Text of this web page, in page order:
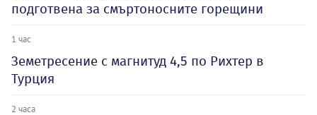
подготвена за смъртоносните горещини
1 час
Земетресение с магнитуд 4,5 по Рихтер в
Турция
2 часа